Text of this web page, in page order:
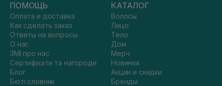
ПОМОЩЬ
Оплата и доставка
Как сделать заказ
Ответы на вопросы
О нас
ЗМІ про нас
Сертифікати та нагороди
Блог
Бюті словник
КАТАЛОГ
Волосы
Лицо
Тело
Дом
Мерч
Новинки
Акции и скидки
Бренды